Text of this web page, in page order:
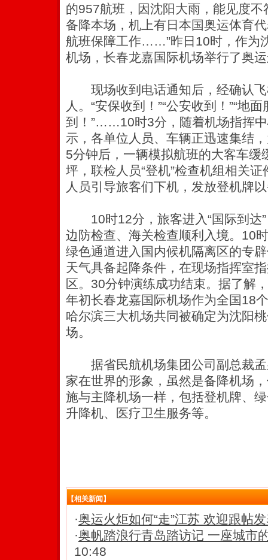
的957航班，因沈阳大雨，能见度
备降本场，机上有日本国奥运体育
航班保障工作……”昨日10时，作为
机场，长春龙嘉国际机场举行了奥
现场收到电话通知后，经确认飞
人。“安保收到！”“公安收到！”“地
到！”……10时3分，随着机场指挥
示，各单位人员、车辆正迅速集结
5分钟后，一辆模拟航班的大客车缓
坪，联检人员“登机”检查机组相关
人员引导旅客们下机，发放登机牌
10时12分，旅客进入“国际到达”
边防检查、海关检查顺利入境。10
绿色通道进入国内候机隔离区的专
天气具备起降条件，在现场指挥室
区。30分钟演练成功结束。据了解
年初长春龙嘉国际机场作为全国18
哈尔滨三大机场共同被确定为沈阳
场。
据省民航机场集团公司副总裁孟
家在世界的形象，虽然是备降机场
施与主降机场一样，包括登机牌、
升降机、医疗卫生服务等。
【相关新闻】
·奥运火炬如何“走”江苏 欢迎跟帖
·奥帆踏浪行青岛踏访记 一座城市
10:48